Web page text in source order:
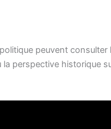
peuvent consulter
la perspective historique